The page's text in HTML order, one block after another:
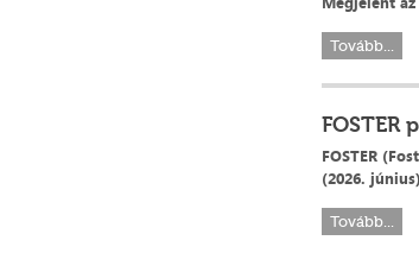
Tovább...
FOSTER
FOSTER
(2026.
Tovább...